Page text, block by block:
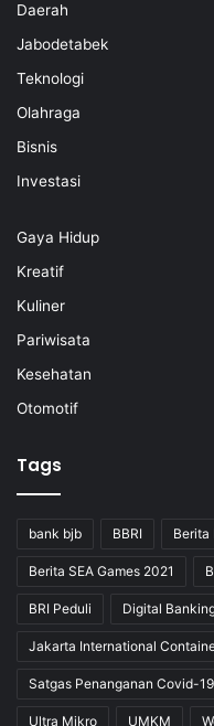
Daerah
Jabodetabek
Teknologi
Olahraga
Bisnis
Investasi
Gaya Hidup
Kreatif
Kuliner
Pariwisata
Kesehatan
Otomotif
Tags
bank bjb BBRI Berita
Berita SEA Games 2021
BRI Peduli Digital
Jakarta International
Satgas Penanganan Covid-19
Ultra Mikro UMKM